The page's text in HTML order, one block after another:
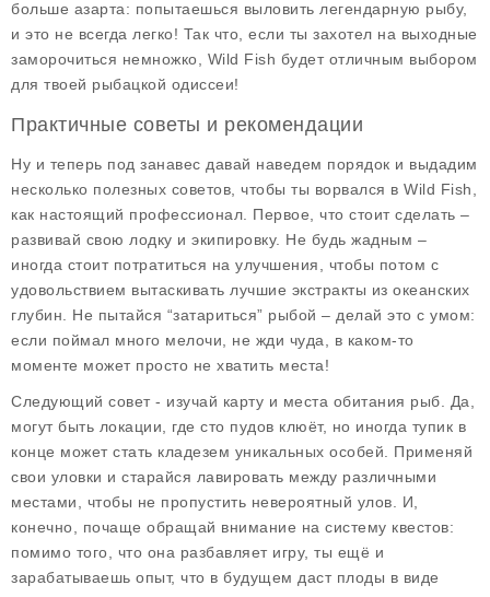
больше азарта: попытаешься выловить легендарную рыбу,
и это не всегда легко! Так что, если ты захотел на выходные
заморочиться немножко, Wild Fish будет отличным выбором
для твоей рыбацкой одиссеи!
Практичные советы и рекомендации
Ну и теперь под занавес давай наведем порядок и выдадим
несколько полезных советов, чтобы ты ворвался в Wild Fish,
как настоящий профессионал. Первое, что стоит сделать –
развивай свою лодку и экипировку. Не будь жадным –
иногда стоит потратиться на улучшения, чтобы потом с
удовольствием вытаскивать лучшие экстракты из океанских
глубин. Не пытайся “затариться” рыбой – делай это с умом:
если поймал много мелочи, не жди чуда, в каком-то
моменте может просто не хватить места!
Следующий совет - изучай карту и места обитания рыб. Да,
могут быть локации, где сто пудов клюёт, но иногда тупик в
конце может стать кладезем уникальных особей. Применяй
свои уловки и старайся лавировать между различными
местами, чтобы не пропустить невероятный улов. И,
конечно, почаще обращай внимание на систему квестов:
помимо того, что она разбавляет игру, ты ещё и
зарабатываешь опыт, что в будущем даст плоды в виде